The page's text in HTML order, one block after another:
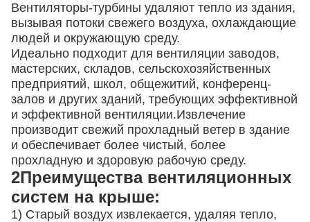
Вентиляторы-турбины удаляют тепло из здания,
вызывая потоки свежего воздуха, охлаждающие
людей и окружающую среду.
Идеально подходит для вентиляции заводов,
мастерских, складов, сельскохозяйственных
предприятий, школ, общежитий, конференц-
залов и других зданий, требующих эффективной
и эффективной вентиляции.Извлечение
производит свежий прохладный ветер в здание
и обеспечивает более чистый, более
прохладную и здоровую рабочую среду.
2Преимущества вентиляционных
систем на крыше:
1) Старый воздух извлекается, удаляя тепло,